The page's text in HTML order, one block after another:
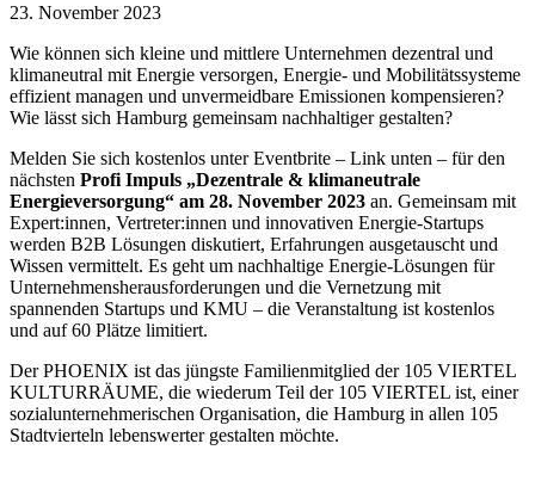
23. November 2023
Wie können sich kleine und mittlere Unternehmen dezentral und
klimaneutral mit Energie versorgen, Energie- und Mobilitätssysteme
effizient managen und unvermeidbare Emissionen kompensieren?
Wie lässt sich Hamburg gemeinsam nachhaltiger gestalten?
Melden Sie sich kostenlos unter Eventbrite – Link unten – für den
nächsten Profi Impuls „Dezentrale & klimaneutrale
Energieversorgung“ am 28. November 2023 an. Gemeinsam mit
Expert:innen, Vertreter:innen und innovativen Energie-Startups
werden B2B Lösungen diskutiert, Erfahrungen ausgetauscht und
Wissen vermittelt. Es geht um nachhaltige Energie-Lösungen für
Unternehmensherausforderungen und die Vernetzung mit
spannenden Startups und KMU – die Veranstaltung ist kostenlos
und auf 60 Plätze limitiert.
Der PHOENIX ist das jüngste Familienmitglied der 105 VIERTEL
KULTURRÄUME, die wiederum Teil der 105 VIERTEL ist, einer
sozialunternehmerischen Organisation, die Hamburg in allen 105
Stadtvierteln lebenswerter gestalten möchte.